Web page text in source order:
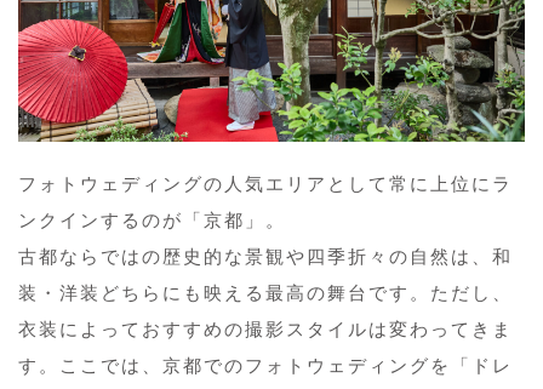
フォトウェディングの人気エリアとして常に上位にラ
ンクインするのが「京都」。
古都ならではの歴史的な景観や四季折々の自然は、和
装・洋装どちらにも映える最高の舞台です。ただし、
衣装によっておすすめの撮影スタイルは変わってきま
す。ここでは、京都でのフォトウェディングを「ドレ